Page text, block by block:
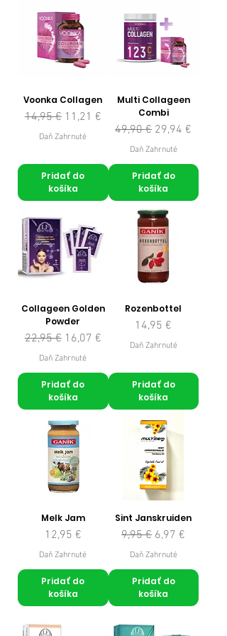
Voonka Collagen
Normálna cena
14,95 € Zľavnená cena
11,21 €
Daň Zahrnuté
Pridať do
košíka
Multi Collageen
Combi
Normálna cena
49,90 € Zľavnená cena
29,94 €
Daň Zahrnuté
Pridať do
košíka
Collageen Golden
Powder
Normálna cena
22,95 € Zľavnená cena
16,07 €
Daň Zahrnuté
Pridať do
košíka
Rozenbottel
Cena
14,95 €
Daň Zahrnuté
Pridať do
košíka
Melk Jam
Cena
12,95 €
Daň Zahrnuté
Pridať do
košíka
Sint Janskruiden
Normálna cena
9,95 € Zľavnená cena
6,97 €
Daň Zahrnuté
Pridať do
košíka